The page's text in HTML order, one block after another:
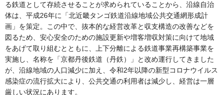
る鉄道として存続させることが求められていることから、沿線自治
体は、平成26年に「北近畿タンゴ鉄道沿線地域公共交通網形成計
画」を策定。この中で、抜本的な経営改革と収支構造の改善などを
図るため、安心安全のための施設更新や増客増収対策に向けて地域
をあげて取り組むとともに、上下分離による鉄道事業再構築事業を
実施し、名称を「京都丹後鉄道（丹鉄）」と改め運行してきました
が、沿線地域の人口減少に加え、令和2年以降の新型コロナウイルス
感染症の流行拡大により、公共交通の利用者は減少し、経営は一層
厳しい状況にあります。